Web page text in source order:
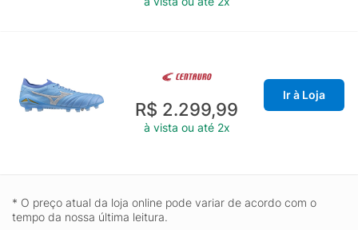
R$ 2.299,99
à vista ou até 2x
Ir à Loja
* O preço atual da loja online pode variar de acordo com o
tempo da nossa última leitura.